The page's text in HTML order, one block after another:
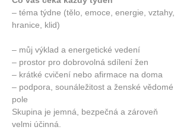
– téma týdne (tělo, emoce, energie, vztahy,
hranice, klid)
– můj výklad a energetické vedení
– prostor pro dobrovolná sdílení žen
– krátké cvičení nebo afirmace na doma
– podpora, sounáležitost a ženské vědomé
pole
Skupina je jemná, bezpečná a zároveň
velmi účinná.